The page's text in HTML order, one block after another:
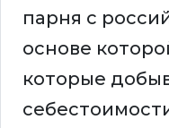
парня с
основе
которые